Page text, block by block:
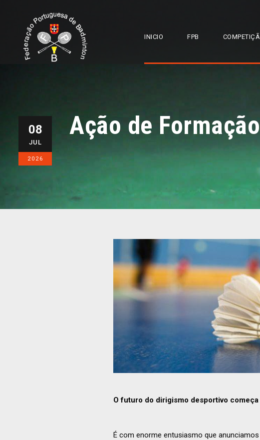
INICIO FPB
08
JUL
2026
Ação de
O futuro do dirigismo desportivo começa
É com enorme entusiasmo que